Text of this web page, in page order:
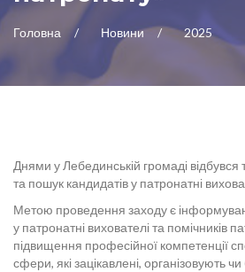
Головна Новини 2025
Днями у Лебединській громаді відбувся
та пошук кандидатів у патронатні
Метою проведення заходу є
у патронатні вихователі та помічників
підвищення професійної компетенції
сфери, які зацікавлені, організовують